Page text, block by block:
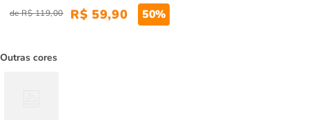
R$ 119,00 R$ 59,90 50%
Outras cores